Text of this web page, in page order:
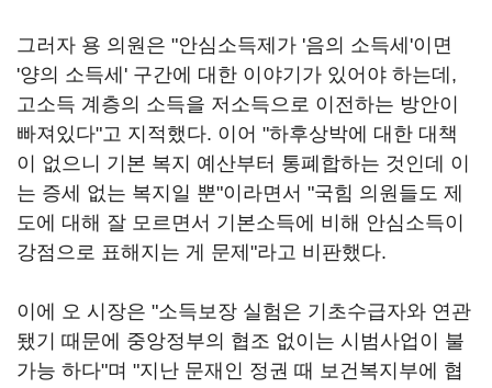
그러자 용 의원은 "안심소득제가 '음의 소득세'이면
'양의 소득세' 구간에 대한 이야기가 있어야 하는데,
고소득 계층의 소득을 저소득으로 이전하는 방안이
빠져있다"고 지적했다. 이어 "하후상박에 대한 대책
이 없으니 기본 복지 예산부터 통폐합하는 것인데 이
는 증세 없는 복지일 뿐"이라면서 "국힘 의원들도 제
도에 대해 잘 모르면서 기본소득에 비해 안심소득이
강점으로 표해지는 게 문제"라고 비판했다.
이에 오 시장은 "소득보장 실험은 기초수급자와 연관
됐기 때문에 중앙정부의 협조 없이는 시범사업이 불
가능 하다"며 "지난 문재인 정권 때 보건복지부에 협